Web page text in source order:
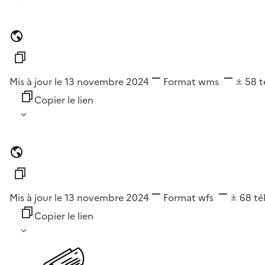
Mis à jour le 13 novembre 2024 Format wms 58
Copier le lien
Mis à jour le 13 novembre 2024 Format wfs 68
Copier le lien